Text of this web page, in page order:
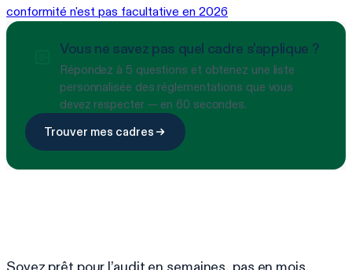
conformité n'est pas facultative en 2026
Vous ne savez pas quel cadre s'applique ?
Répondez à 5 questions et obtenez une liste
personnalisée des réglementations que vous
devez respecter — en 60 secondes.
Trouver mes cadres